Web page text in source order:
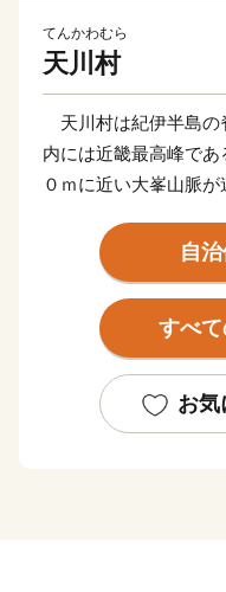
てんかわむら
天川村
天川村は紀伊半島の
内には近畿最高峰で
０ｍに近い大峯山脈
く、そして清らかな
性を秘めた自然環境を
修験道の創生以来こ
地であることから、
自
すべ
お気